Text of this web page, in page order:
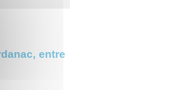
entre